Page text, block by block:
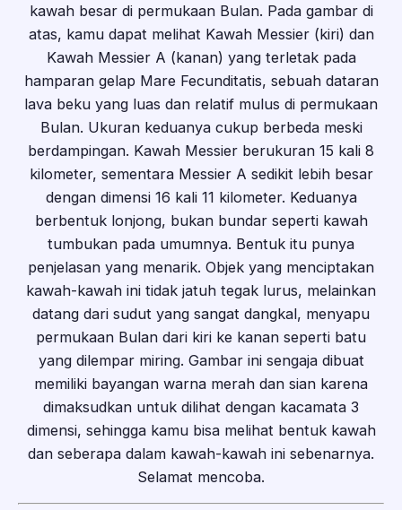
kawah besar di permukaan Bulan. Pada gambar di
atas, kamu dapat melihat Kawah Messier (kiri) dan
Kawah Messier A (kanan) yang terletak pada
hamparan gelap Mare Fecunditatis, sebuah dataran
lava beku yang luas dan relatif mulus di permukaan
Bulan. Ukuran keduanya cukup berbeda meski
berdampingan. Kawah Messier berukuran 15 kali 8
kilometer, sementara Messier A sedikit lebih besar
dengan dimensi 16 kali 11 kilometer. Keduanya
berbentuk lonjong, bukan bundar seperti kawah
tumbukan pada umumnya. Bentuk itu punya
penjelasan yang menarik. Objek yang menciptakan
kawah-kawah ini tidak jatuh tegak lurus, melainkan
datang dari sudut yang sangat dangkal, menyapu
permukaan Bulan dari kiri ke kanan seperti batu
yang dilempar miring. Gambar ini sengaja dibuat
memiliki bayangan warna merah dan sian karena
dimaksudkan untuk dilihat dengan kacamata 3
dimensi, sehingga kamu bisa melihat bentuk kawah
dan seberapa dalam kawah-kawah ini sebenarnya.
Selamat mencoba.